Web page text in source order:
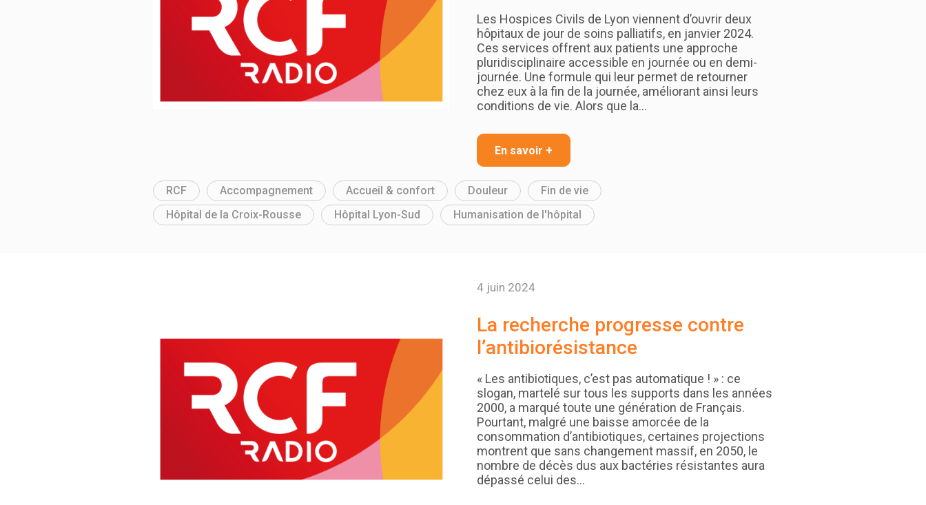
Les Hospices Civils de Lyon viennent d’ouvrir deux
hôpitaux de jour de soins palliatifs, en janvier 2024.
Ces services offrent aux patients une approche
pluridisciplinaire accessible en journée ou en demi-
journée. Une formule qui leur permet de retourner
chez eux à la fin de la journée, améliorant ainsi leurs
conditions de vie. Alors que la…
En savoir +
RCF Accompagnement Accueil & confort Douleur
Fin de vie
Hôpital de la Croix-Rousse
Hôpital Lyon-Sud Humanisation de l'hôpital
4 juin 2024
La recherche progresse contre
l’antibiorésistance
« Les antibiotiques, c’est pas automatique ! » : ce
slogan, martelé sur tous les supports dans les années
2000, a marqué toute une génération de Français.
Pourtant, malgré une baisse amorcée de la
consommation d’antibiotiques, certaines projections
montrent que sans changement massif, en 2050, le
nombre de décès dus aux bactéries résistantes aura
dépassé celui des…